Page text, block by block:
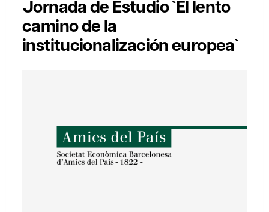
Jornada de Estudio `El lento
camino de la
institucionalización europea`